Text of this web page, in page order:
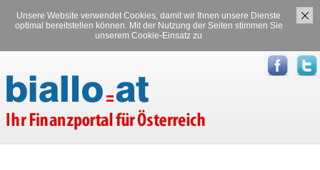
Unsere Website verwendet Cookies, damit wir Ihnen unsere Dienste
optimal bereitstellen können. Mit der Nutzung der Seiten stimmen Sie
unserem Cookie-Einsatz zu
Versicherungen Stromvergleich